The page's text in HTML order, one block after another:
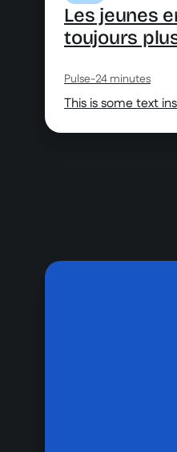
Les jeunes
toujours
Pulse-24 minutes
This is some text